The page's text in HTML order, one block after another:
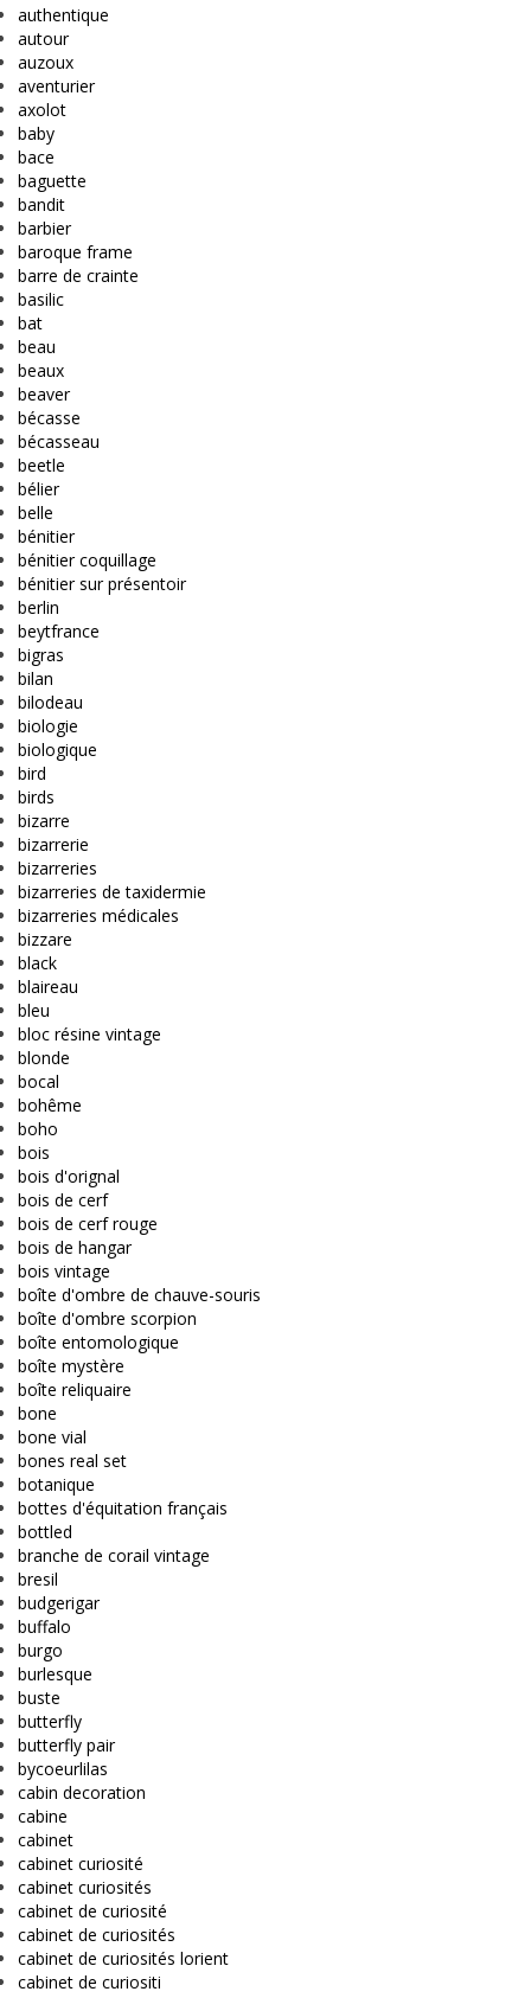
authentique
autour
auzoux
aventurier
axolot
baby
bace
baguette
bandit
barbier
baroque frame
barre de crainte
basilic
bat
beau
beaux
beaver
bécasse
bécasseau
beetle
bélier
belle
bénitier
bénitier coquillage
bénitier sur présentoir
berlin
beytfrance
bigras
bilan
bilodeau
biologie
biologique
bird
birds
bizarre
bizarrerie
bizarreries
bizarreries de taxidermie
bizarreries médicales
bizzare
black
blaireau
bleu
bloc résine vintage
blonde
bocal
bohême
boho
bois
bois d'orignal
bois de cerf
bois de cerf rouge
bois de hangar
bois vintage
boîte d'ombre de chauve-souris
boîte d'ombre scorpion
boîte entomologique
boîte mystère
boîte reliquaire
bone
bone vial
bones real set
botanique
bottes d'équitation français
bottled
branche de corail vintage
bresil
budgerigar
buffalo
burgo
burlesque
buste
butterfly
butterfly pair
bycoeurlilas
cabin decoration
cabine
cabinet
cabinet curiosité
cabinet curiosités
cabinet de curiosité
cabinet de curiosités
cabinet de curiosités lorient
cabinet de curiositi